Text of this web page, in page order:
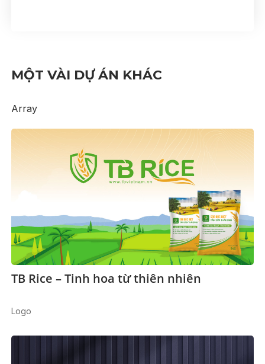
MỘT VÀI DỰ ÁN KHÁC
Array
TB Rice – Tinh hoa từ thiên nhiên
Logo